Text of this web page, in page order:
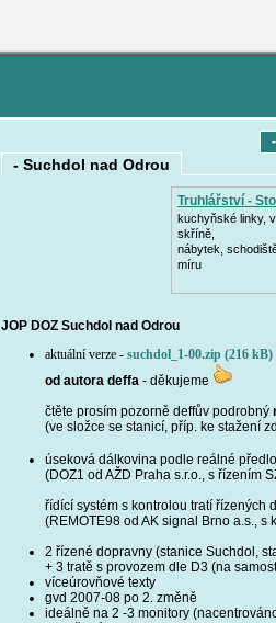
- Suchdol nad Odrou
Truhlářství -
kuchyňské linky,
skříně,
nábytek,
míru
JOP DOZ Suchdol nad Odrou
aktuální verze - suchdol_1-00.zip (216 kB)
od autora deffa - děkujeme
čtěte prosím pozorně deffův podrobný
(ve složce se stanicí, příp. ke stažení
úseková dálkovina podle reálné
(DOZ1 od AŽD Praha s.r.o., s řízením
řídící systém s kontrolou tratí řízených
(REMOTE98 od AK signal Brno a.s., s
2 řízené dopravny (stanice Suchdol,
+ 3 tratě s provozem dle D3 (na
víceúrovňové texty
gvd 2007-08 po 2. změně
ideálně na 2 -3 monitory